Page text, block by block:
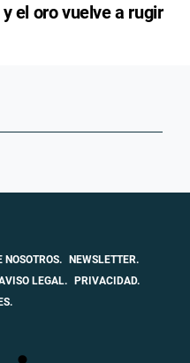
el oro vuelve a rugir
NOSOTROS.
NEWSLETTER.
LEGAL.
PRIVACIDAD.